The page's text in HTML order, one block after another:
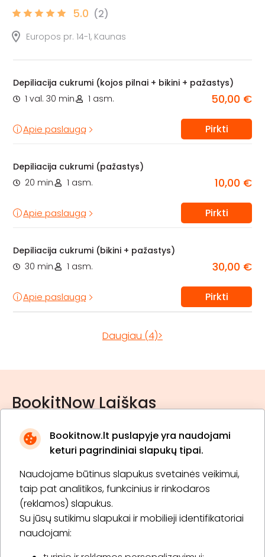
Bookitnow.lt puslapyje yra naudojami
keturi pagrindiniai slapukų tipai.
Naudojame būtinus slapukus svetainės veikimui,
taip pat analitikos, funkcinius ir rinkodaros
(reklamos) slapukus.
Su jūsų sutikimu slapukai ir mobilieji identifikatoriai
naudojami:
5.0 (2)
Europos pr. 14-1, Kaunas
Depiliacija cukrumi (kojos pilnai + bikini + pažastys)
1 val. 30 min.
1 asm. 50,00 €
Apie paslaugą Pirkti
Depiliacija cukrumi (pažastys)
20 min.
1 asm. 10,00 €
Apie paslaugą Pirkti
Depiliacija cukrumi (bikini + pažastys)
30 min.
1 asm. 30,00 €
Apie paslaugą Pirkti
Daugiau (4)>
BookitNow Laiškas
* Susipažinau su privatumo politika
Prenumeruoti